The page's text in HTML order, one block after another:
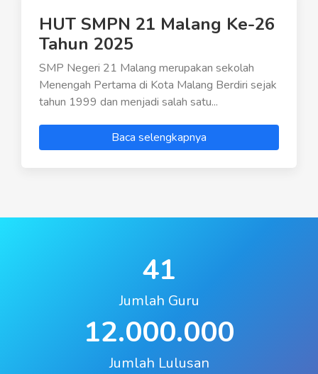
HUT SMPN 21 Malang Ke-26
Tahun 2025
SMP Negeri 21 Malang merupakan sekolah
Menengah Pertama di Kota Malang Berdiri sejak
tahun 1999 dan menjadi salah satu...
Baca selengkapnya
41
Jumlah Guru
12.000.000
Jumlah Lulusan